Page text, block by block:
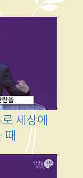
세상에
때